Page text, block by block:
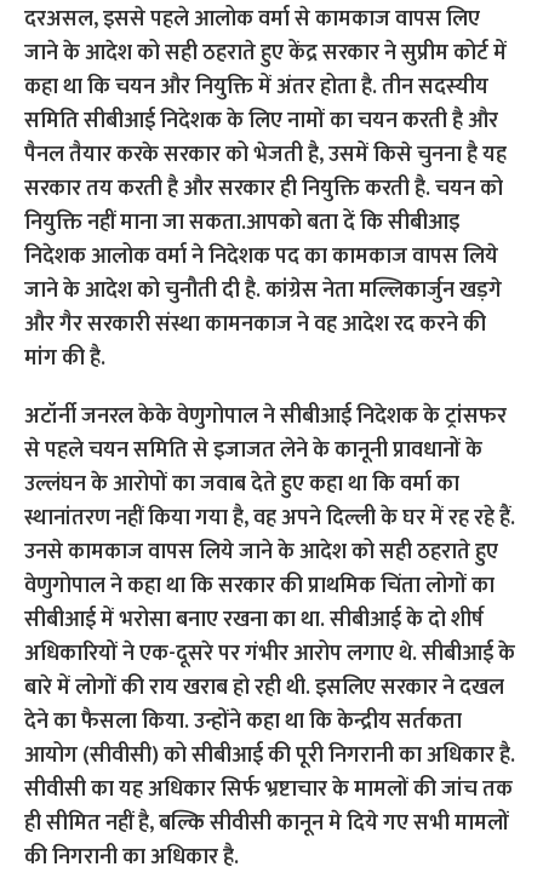
दरअसल, इससे पहले आलोक वर्मा से कामकाज वापस लिए
जाने के आदेश को सही ठहराते हुए केंद्र सरकार ने सुप्रीम कोर्ट में
कहा था कि चयन और नियुक्ति में अंतर होता है. तीन सदस्यीय
समिति सीबीआई निदेशक के लिए नामों का चयन करती है और
पैनल तैयार करके सरकार को भेजती है, उसमें किसे चुनना है यह
सरकार तय करती है और सरकार ही नियुक्ति करती है. चयन को
नियुक्ति नहीं माना जा सकता.आपको बता दें कि सीबीआइ
निदेशक आलोक वर्मा ने निदेशक पद का कामकाज वापस लिये
जाने के आदेश को चुनौती दी है. कांग्रेस नेता मल्लिकार्जुन खड़गे
और गैर सरकारी संस्था कामनकाज ने वह आदेश रद करने की
मांग की है.
अटॉर्नी जनरल केके वेणुगोपाल ने सीबीआई निदेशक के ट्रांसफर
से पहले चयन समिति से इजाजत लेने के कानूनी प्रावधानों के
उल्लंघन के आरोपों का जवाब देते हुए कहा था कि वर्मा का
स्थानांतरण नहीं किया गया है, वह अपने दिल्ली के घर में रह रहे हैं.
उनसे कामकाज वापस लिये जाने के आदेश को सही ठहराते हुए
वेणुगोपाल ने कहा था कि सरकार की प्राथमिक चिंता लोगों का
सीबीआई में भरोसा बनाए रखना का था. सीबीआई के दो शीर्ष
अधिकारियों ने एक-दूसरे पर गंभीर आरोप लगाए थे. सीबीआई के
बारे में लोगों की राय खराब हो रही थी. इसलिए सरकार ने दखल
देने का फैसला किया. उन्होंने कहा था कि केन्द्रीय सर्तकता
आयोग (सीवीसी) को सीबीआई की पूरी निगरानी का अधिकार है.
सीवीसी का यह अधिकार सिर्फ भ्रष्टाचार के मामलों की जांच तक
ही सीमित नहीं है, बल्कि सीवीसी कानून मे दिये गए सभी मामलों
की निगरानी का अधिकार है.